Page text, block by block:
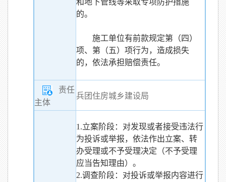
的。
施工单位有前款规定第（四）
项、第（五）项行为，造成损失
的，依法承担赔偿责任。
责任
主体
兵团住房城乡建设局
1.立案阶段：对发现或者接受违法行
为投诉或举报，依法作出立案、转
办受理或不予受理决定（不予受理
应当告知理由）。
2.调查阶段：对投诉或举报内容进行